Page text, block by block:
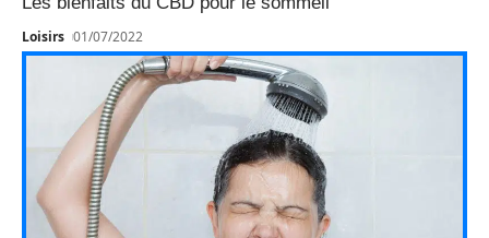
Loisirs 01/07/2022